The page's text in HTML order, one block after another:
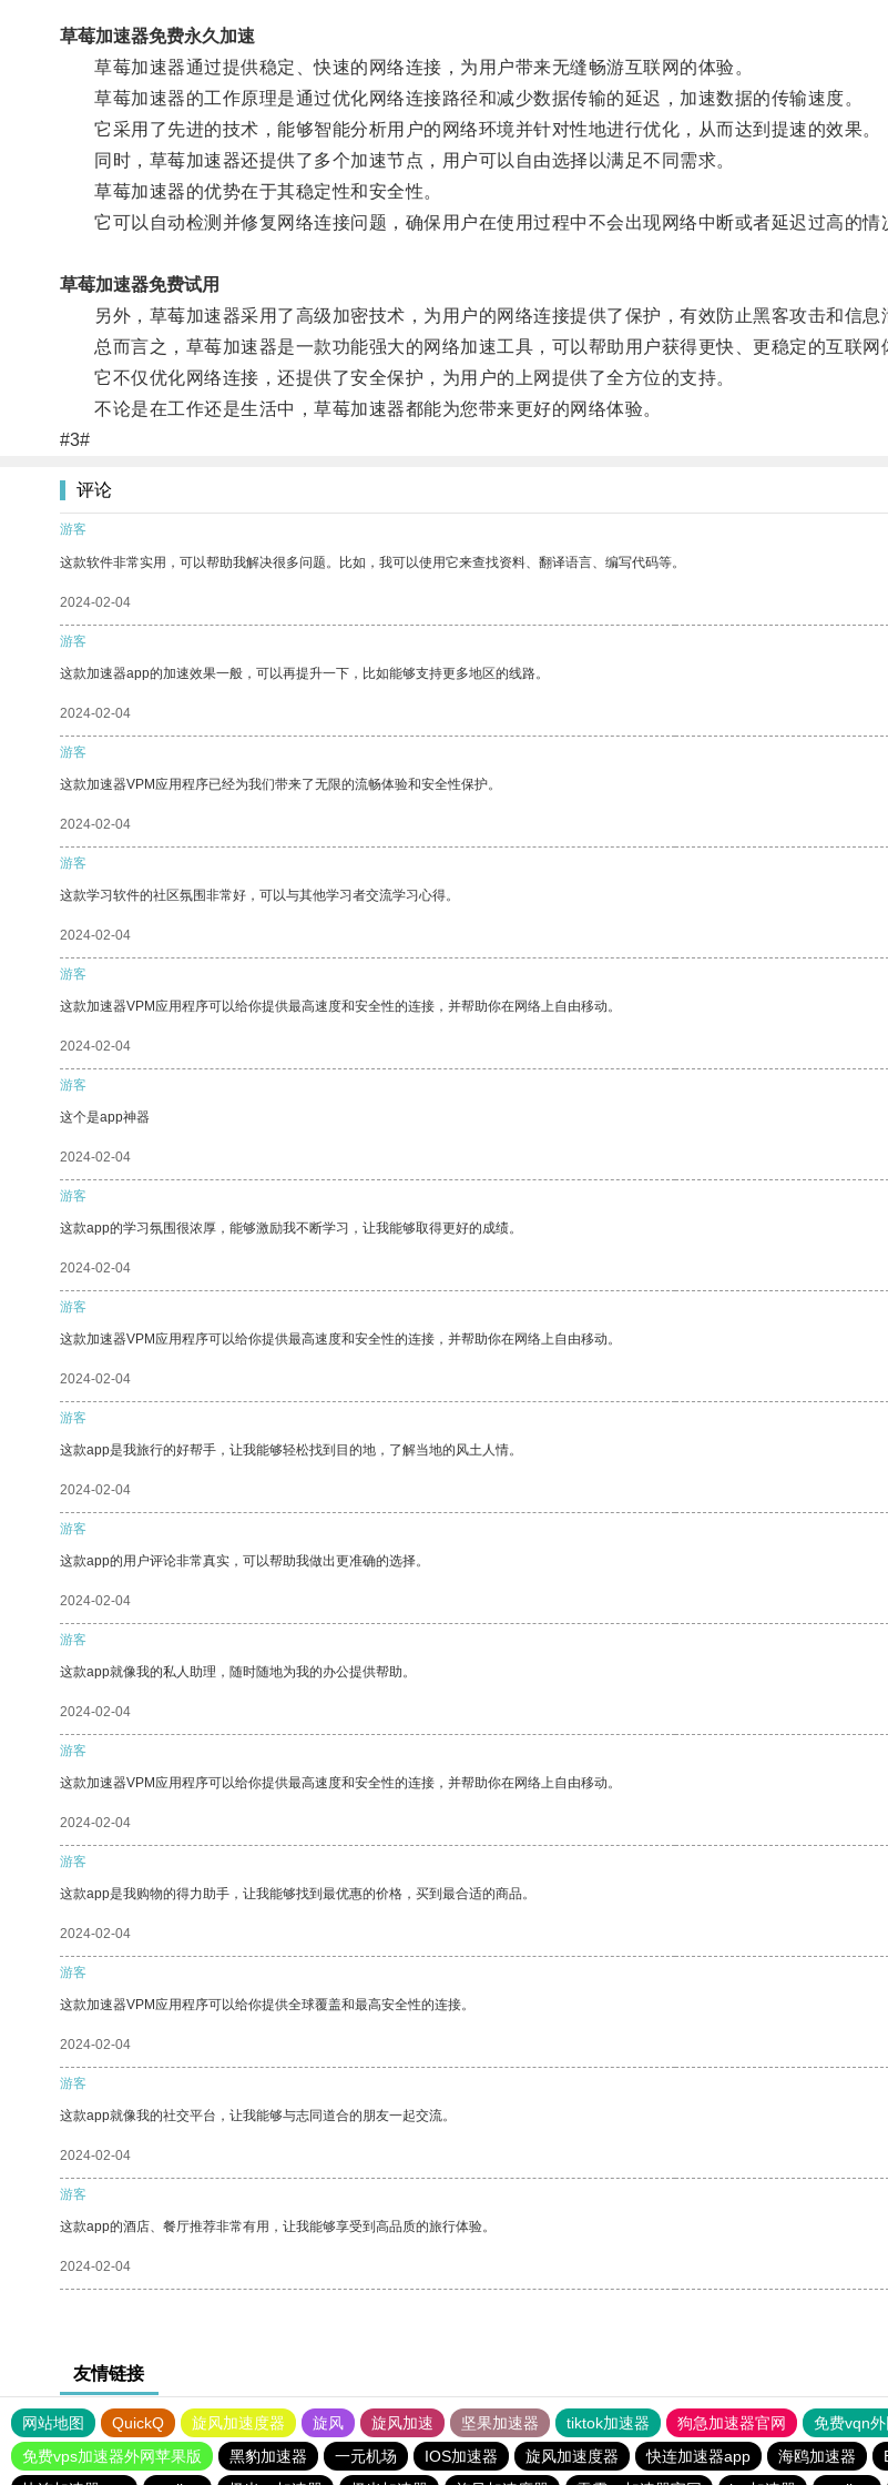
草莓加速器免费永久加速
草莓加速器通过提供稳定、快速的网络连接，为用户带来无缝畅游互联网的体验。
草莓加速器的工作原理是通过优化网络连接路径和减少数据传输的延迟，加速数据的传输速度。
它采用了先进的技术，能够智能分析用户的网络环境并针对性地进行优化，从而达到提速的效果。
同时，草莓加速器还提供了多个加速节点，用户可以自由选择以满足不同需求。
草莓加速器的优势在于其稳定性和安全性。
它可以自动检测并修复网络连接问题，确保用户在使用过程中不会出现网络中断或者延迟过高的情
草莓加速器免费试用
另外，草莓加速器采用了高级加密技术，为用户的网络连接提供了保护，有效防止黑客攻击和信息
总而言之，草莓加速器是一款功能强大的网络加速工具，可以帮助用户获得更快、更稳定的互联网
它不仅优化网络连接，还提供了安全保护，为用户的上网提供了全方位的支持。
不论是在工作还是生活中，草莓加速器都能为您带来更好的网络体验。
#3#
评论
游客
这款软件非常实用，可以帮助我解决很多问题。比如，我可以使用它来查找资料、翻译语言、编写代码等。
2024-02-04
游客
这款加速器app的加速效果一般，可以再提升一下，比如能够支持更多地区的线路。
2024-02-04
游客
这款加速器VPM应用程序已经为我们带来了无限的流畅体验和安全性保护。
2024-02-04
游客
这款学习软件的社区氛围非常好，可以与其他学习者交流学习心得。
2024-02-04
游客
这款加速器VPM应用程序可以给你提供最高速度和安全性的连接，并帮助你在网络上自由移动。
2024-02-04
游客
这个是app神器
2024-02-04
游客
这款app的学习氛围很浓厚，能够激励我不断学习，让我能够取得更好的成绩。
2024-02-04
游客
这款加速器VPM应用程序可以给你提供最高速度和安全性的连接，并帮助你在网络上自由移动。
2024-02-04
游客
这款app是我旅行的好帮手，让我能够轻松找到目的地，了解当地的风土人情。
2024-02-04
游客
这款app的用户评论非常真实，可以帮助我做出更准确的选择。
2024-02-04
游客
这款app就像我的私人助理，随时随地为我的办公提供帮助。
2024-02-04
游客
这款加速器VPM应用程序可以给你提供最高速度和安全性的连接，并帮助你在网络上自由移动。
2024-02-04
游客
这款app是我购物的得力助手，让我能够找到最优惠的价格，买到最合适的商品。
2024-02-04
游客
这款加速器VPM应用程序可以给你提供全球覆盖和最高安全性的连接。
2024-02-04
游客
这款app就像我的社交平台，让我能够与志同道合的朋友一起交流。
2024-02-04
游客
这款app的酒店、餐厅推荐非常有用，让我能够享受到高品质的旅行体验。
2024-02-04
友情链接
网站地图 QuickQ 旋风加速度器 旋风 旋风加速 坚果加速器 tiktok加速器 狗急加速器官网 免费vqn
免费vps加速器外网苹果版
黑豹加速器 一元机场 IOS加速器 旋风加速度器 快连加速器app 海鸥加速器